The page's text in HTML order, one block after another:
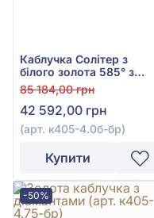
Каблучка Солітер з
білого золота 585° з
діамантом 0,24ct, арт.
к405-4.0б-бр
85 184,00 грн
42 592,00 грн
(арт. к405-4.0б-бр)
Купити
-50%